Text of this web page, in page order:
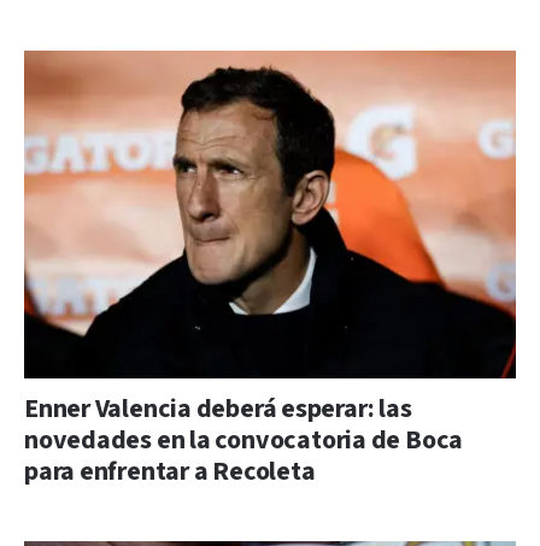
Enner Valencia deberá esperar: las
novedades en la convocatoria de Boca
para enfrentar a Recoleta